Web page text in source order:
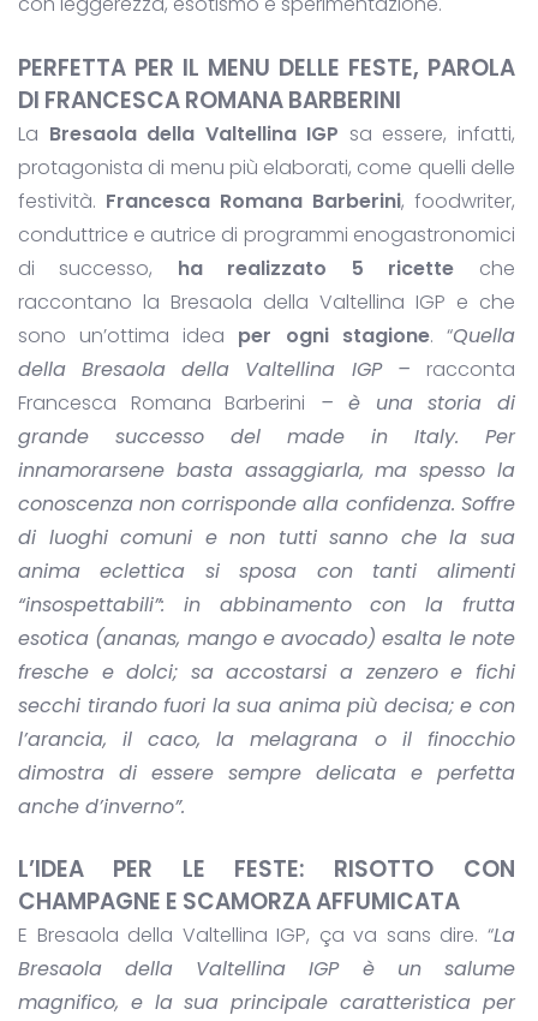
PERFETTA PER IL MENU DELLE FESTE, PAROLA
DI FRANCESCA ROMANA BARBERINI
La Bresaola della Valtellina IGP sa essere, infatti,
protagonista di menu più elaborati, come quelli delle
festività. Francesca Romana Barberini, foodwriter,
conduttrice e autrice di programmi enogastronomici
di successo, ha realizzato 5 ricette che
raccontano la Bresaola della Valtellina IGP e che
sono un’ottima idea per ogni stagione. “Quella
della Bresaola della Valtellina IGP – racconta
Francesca Romana Barberini – è una storia di
grande successo del made in Italy. Per
innamorarsene basta assaggiarla, ma spesso la
conoscenza non corrisponde alla confidenza. Soffre
di luoghi comuni e non tutti sanno che la sua
anima eclettica si sposa con tanti alimenti
“insospettabili”: in abbinamento con la frutta
esotica (ananas, mango e avocado) esalta le note
fresche e dolci; sa accostarsi a zenzero e fichi
secchi tirando fuori la sua anima più decisa; e con
l’arancia, il caco, la melagrana o il finocchio
dimostra di essere sempre delicata e perfetta
anche d’inverno”.
L’IDEA PER LE FESTE: RISOTTO CON
CHAMPAGNE E SCAMORZA AFFUMICATA
E Bresaola della Valtellina IGP, ça va sans dire. “La
Bresaola della Valtellina IGP è un salume
magnifico, e la sua principale caratteristica per